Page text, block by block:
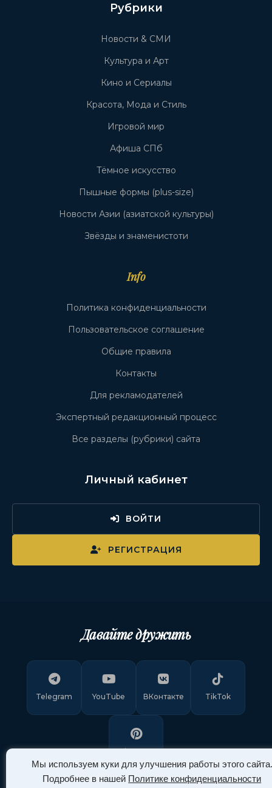
Мы используем куки для улучшения работы этого сайта.
Подробнее в нашей Политике конфиденциальности
Рубрики
Новости & СМИ
Культура и Арт
Кино и Сериалы
Красота, Мода и Стиль
Игровой мир
Афиша СПб
Тёмное искусство
Пышные формы (plus-size)
Новости Азии (азиатской культуры)
Звёзды и знаменистоти
Info
Политика конфиденциальности
Пользовательское соглашение
Общие правила
Контакты
Для рекламодателей
Экспертный редакционный процесс
Все разделы (рубрики) сайта
Личный кабинет
ВОЙТИ
РЕГИСТРАЦИЯ
Давайте дружить
Telegram YouTube ВКонтакте TikTok
Pinterest